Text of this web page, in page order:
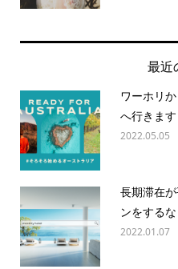
最近
ワーホリ
へ行きます
2022.05.05
長期滞在
ンをする
2022.01.07